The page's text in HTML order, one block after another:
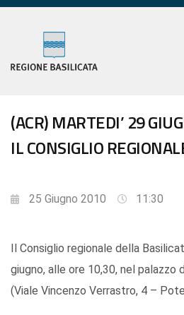
(ACR) MARTEDI’ 29
IL CONSIGLIO
25 Giugno 2010 11:30
Il Consiglio regionale della
giugno, alle ore 10,30, nel palazzo
(Viale Vincenzo Verrastro, 4 –